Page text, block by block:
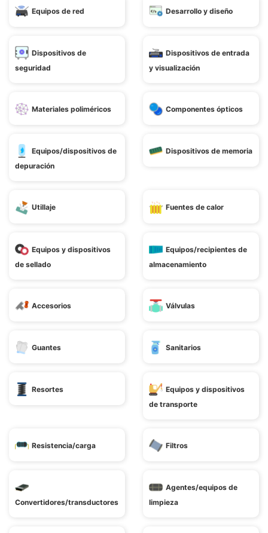
Equipos de red Desarrollo y diseño
Dispositivos de
seguridad
Dispositivos de entrada
y visualización
Materiales poliméricos Componentes ópticos
Equipos/dispositivos de
depuración
Dispositivos de memoria
Utillaje Fuentes de calor
Equipos y dispositivos
de sellado
Equipos/recipientes de
almacenamiento
Accesorios Válvulas
Guantes Sanitarios
Resortes
Equipos y dispositivos
de transporte
Resistencia/carga Filtros
Convertidores/transductores
Agentes/equipos de
limpieza